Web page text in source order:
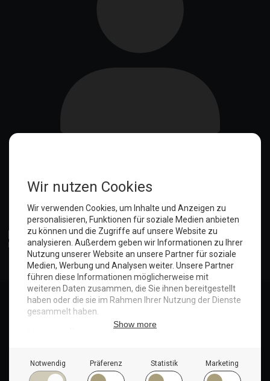
Anmelden
© Copyright 2025. Hotel Seeblick | Maritim Shop